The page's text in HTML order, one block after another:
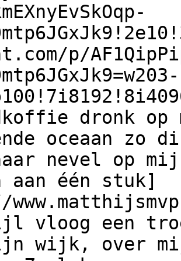
p/
dronk
oceaan
nevel op
aan één stuk]
vloog een
wijk, over